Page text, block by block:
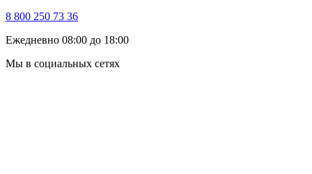
8 800 250 73 36
Ежедневно 08:00 до 18:00
Мы в социальных сетях